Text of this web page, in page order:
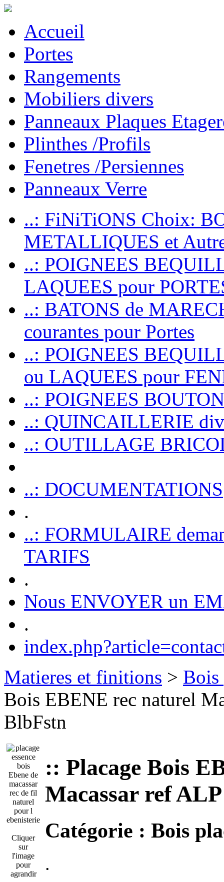
Accueil
Portes
Rangements
Mobiliers divers
Panneaux Plaques
Plinthes /Profils
Fenetres /Persiennes
Panneaux Verre
..: FiNiTiONS Choix:
METALLIQUES et
..: POIGNEES
LAQUEES pour
..: BATONS de
courantes pour Portes
..: POIGNEES
ou LAQUEES pour
..: POIGNEES
..: QUINCAILLERIE
..: OUTILLAGE
..: DOCUMENTATIONS
.
..: FORMULAIRE
TARIFS
.
Nous ENVOYER un
.
Matieres et finitions > Bois
Bois EBENE rec naturel
BlbFstn
Cliquer
sur
l'image
pour
agrandir
:: Placage Bois
Macassar ref
Catégorie : Bois
.